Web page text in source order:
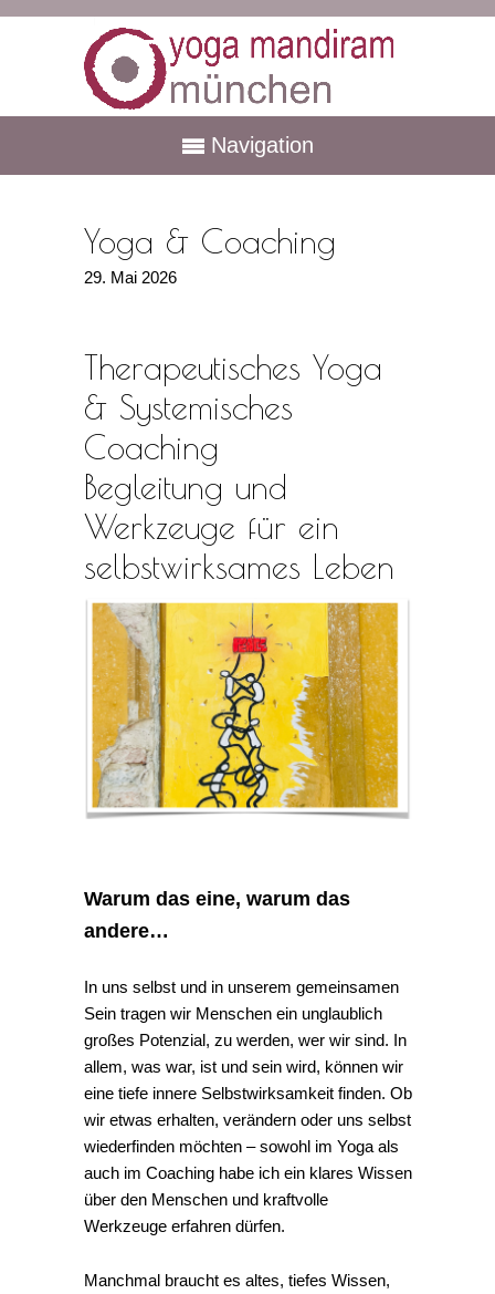
Navigation
Yoga & Coaching
29. Mai 2026
Therapeutisches Yoga
& Systemisches
Coaching
Begleitung und
Werkzeuge für ein
selbstwirksames Leben
Warum das eine, warum das
andere…
In uns selbst und in unserem gemeinsamen
Sein tragen wir Menschen ein unglaublich
großes Potenzial, zu werden, wer wir sind. In
allem, was war, ist und sein wird, können wir
eine tiefe innere Selbstwirksamkeit finden. Ob
wir etwas erhalten, verändern oder uns selbst
wiederfinden möchten – sowohl im Yoga als
auch im Coaching habe ich ein klares Wissen
über den Menschen und kraftvolle
Werkzeuge erfahren dürfen.
Manchmal braucht es altes, tiefes Wissen,